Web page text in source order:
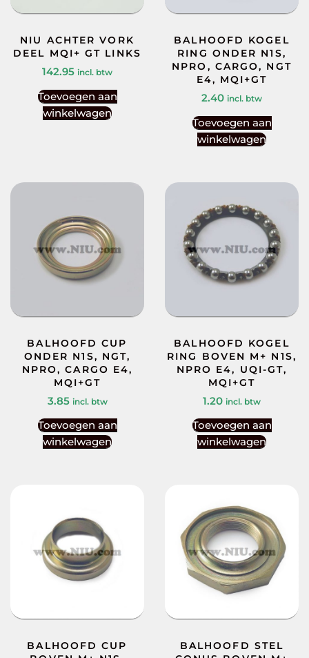
NIU ACHTER VORK
DEEL MQI+ GT LINKS
142.95 incl. btw
Toevoegen aan
winkelwagen
BALHOOFD KOGEL
RING ONDER N1S,
NPRO, CARGO, NGT
E4, MQI+GT
2.40 incl. btw
Toevoegen aan
winkelwagen
BALHOOFD CUP
ONDER N1S, NGT,
NPRO, CARGO E4,
MQI+GT
3.85 incl. btw
Toevoegen aan
winkelwagen
BALHOOFD KOGEL
RING BOVEN M+ N1S,
NPRO E4, UQI-GT,
MQI+GT
1.20 incl. btw
Toevoegen aan
winkelwagen
BALHOOFD CUP
BALHOOFD STEL